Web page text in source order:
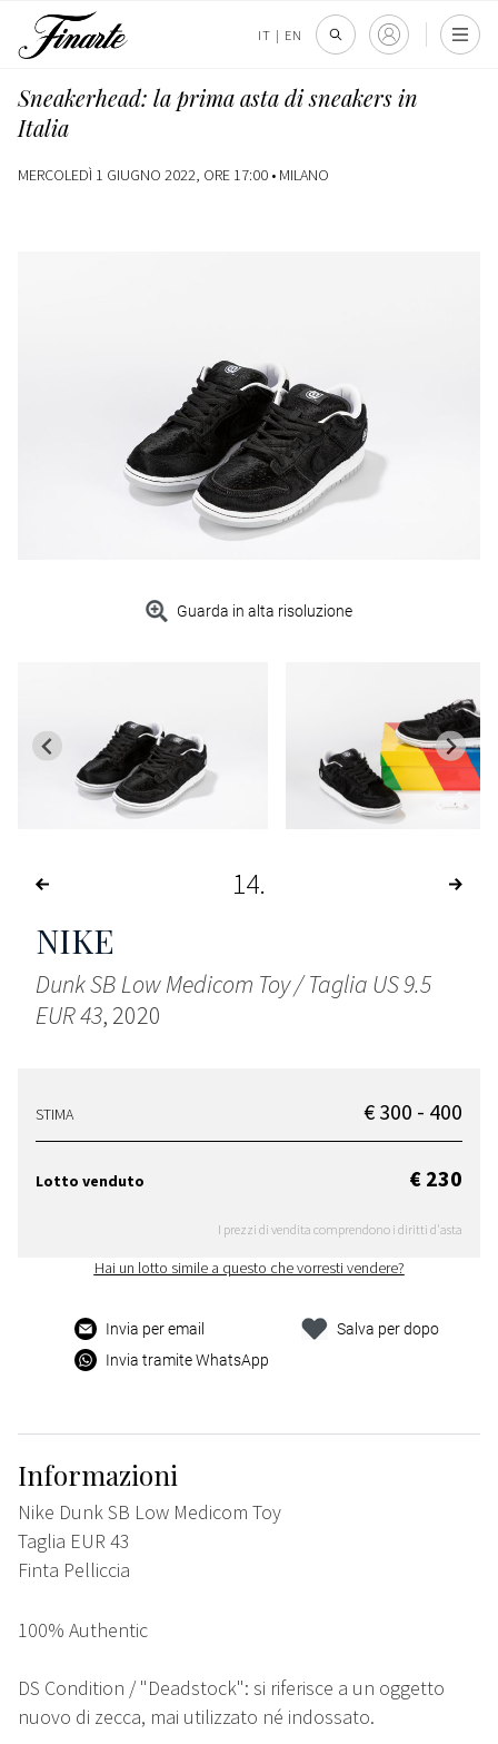
IT | EN
Sneakerhead: la prima asta di sneakers in
Italia
MERCOLEDÌ 1 GIUGNO 2022, ORE 17:00 • MILANO
Guarda in alta risoluzione
14
NIKE
Dunk SB Low Medicom Toy / Taglia US 9.5
EUR 43, 2020
STIMA € 300 - 400
Lotto venduto € 230
I prezzi di vendita comprendono i diritti d'asta
Hai un lotto simile a questo che vorresti vendere?
Invia per email
Invia tramite WhatsApp
Salva per dopo
Informazioni
Nike Dunk SB Low Medicom Toy
Taglia EUR 43
Finta Pelliccia
100% Authentic
DS Condition / "Deadstock": si riferisce a un oggetto
nuovo di zecca, mai utilizzato né indossato.